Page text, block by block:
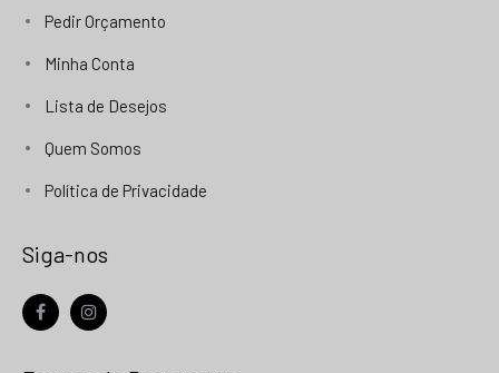
Pedir Orçamento
Minha Conta
Lista de Desejos
Quem Somos
Política de Privacidade
Siga-nos